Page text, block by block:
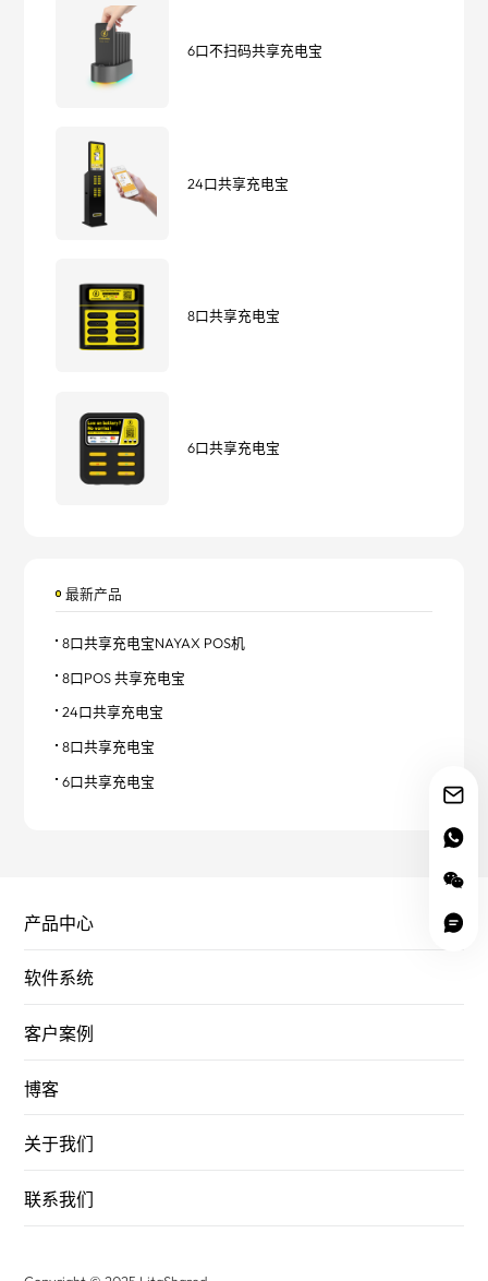
6口不扫码共享充电宝
24口共享充电宝
8口共享充电宝
6口共享充电宝
最新产品
8口共享充电宝NAYAX POS机
8口POS 共享充电宝
24口共享充电宝
8口共享充电宝
6口共享充电宝
产品中心
软件系统
客户案例
博客
关于我们
联系我们